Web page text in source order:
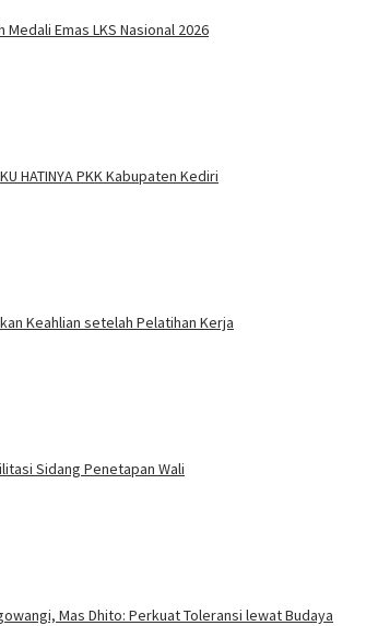
Emas LKS Nasional 2026
HATINYA PKK Kabupaten Kediri
Keahlian setelah Pelatihan Kerja
Sidang Penetapan Wali
Mas Dhito: Perkuat Toleransi lewat Budaya